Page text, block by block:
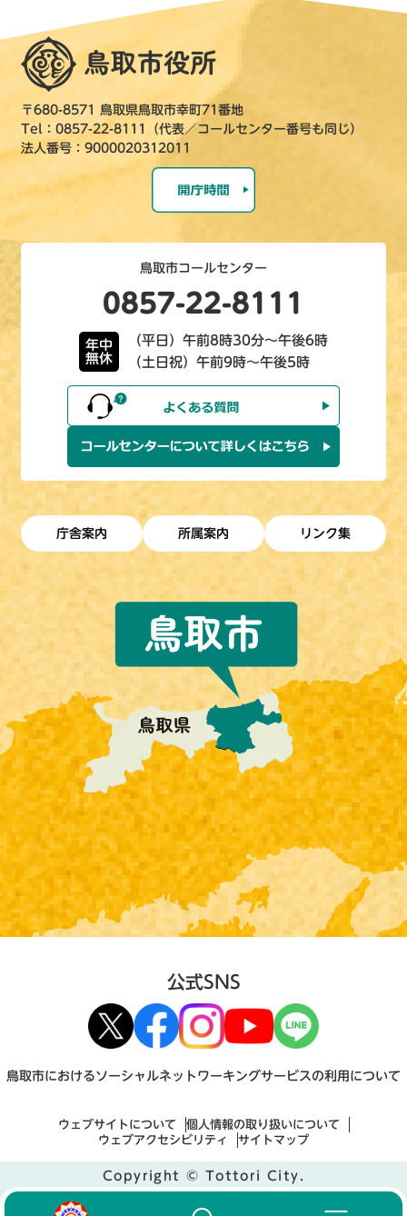
〒680-8571 鳥取県鳥取市幸町71番地
Tel：0857-22-8111（代表／コールセンター番号も同じ）
法人番号：9000020312011
鳥取市コールセンター
0857-22-8111
年中
無休
（平日）午前8時30分～午後6時
（土日祝）午前9時～午後5時
庁舎案内 所属案内 リンク集
公式SNS
鳥取市におけるソーシャルネットワーキングサービスの利用について
ウェブサイトについて
個人情報の取り扱いについて
ウェブアクセシビリティ
サイトマップ
Copyright © Tottori City.